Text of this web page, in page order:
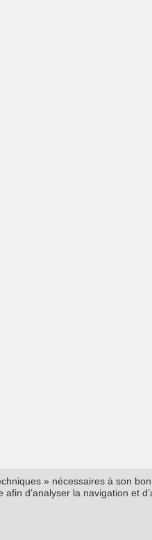
» nécessaires à son
afin d’analyser la navigation et